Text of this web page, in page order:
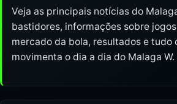
Veja as principais notícias do
bastidores, informações sobre
mercado da bola, resultados e tudo
movimenta o dia a dia do Malaga W.